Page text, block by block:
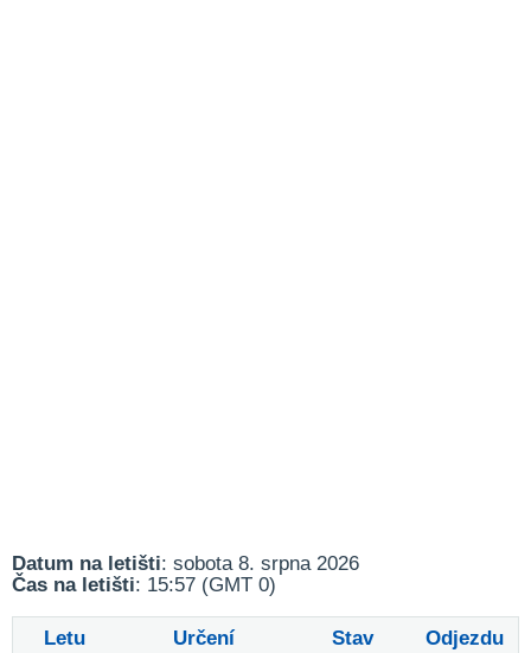
Datum na letišti: sobota 8. srpna 2026
Čas na letišti: 15:57 (GMT 0)
Letu Určení Stav Odjezdu